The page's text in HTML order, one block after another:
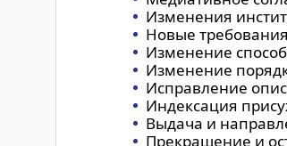
Изменения
Новые
Изменение
Изменение
Исправление
Индексация
Выдача и
Прекращение и